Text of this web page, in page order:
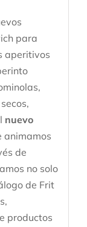
para
aperitivos
nuevo
animamos
de
no solo
de Frit
productos